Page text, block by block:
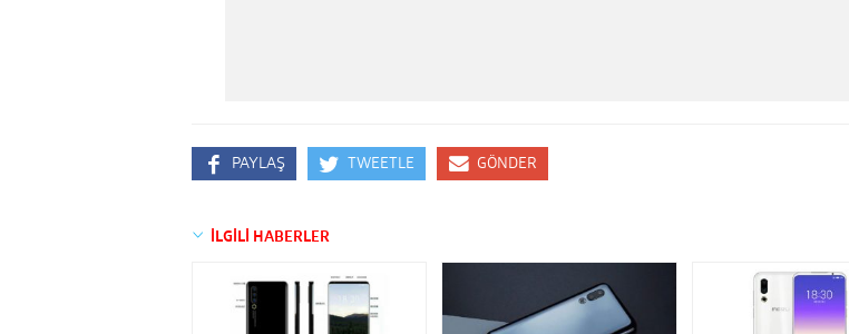
PAYLAŞ TWEETLE GÖNDER
İLGİLİ HABERLER